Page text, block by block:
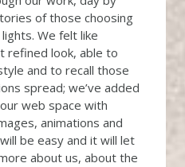
of those choosing
We felt like
refined look, able to
and to recall those
spread; we’ve added
web space with
animations and
be easy and it will let
about us, about the